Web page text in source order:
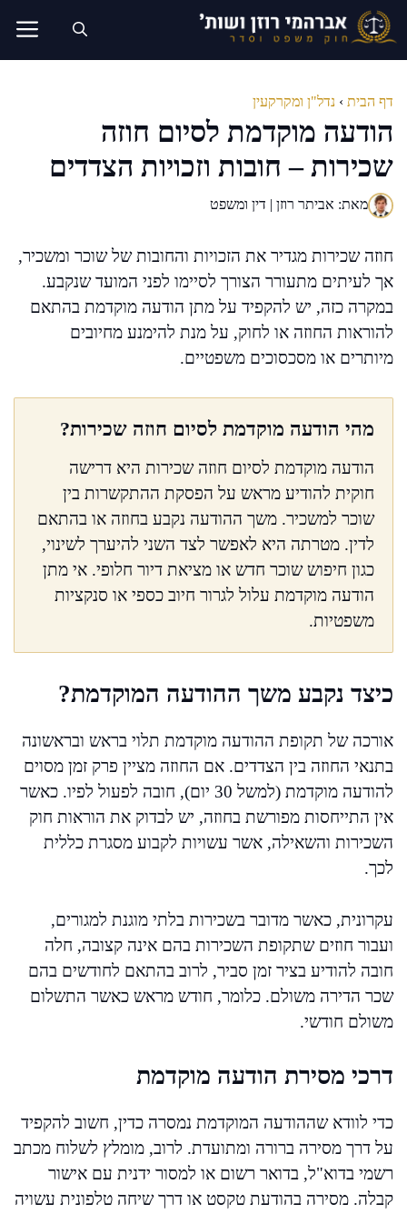
לדלג
לתוכן
דף הבית › נדל"ן ומקרקעין
הודעה מוקדמת לסיום חוזה
שכירות – חובות וזכויות הצדדים
מאת: אביתר רוזן | דין ומשפט
חוזה שכירות מגדיר את הזכויות והחובות של שוכר ומשכיר,
אך לעיתים מתעורר הצורך לסיימו לפני המועד שנקבע.
במקרה כזה, יש להקפיד על מתן הודעה מוקדמת בהתאם
להוראות החוזה או לחוק, על מנת להימנע מחיובים
מיותרים או מסכסוכים משפטיים.
מהי הודעה מוקדמת לסיום חוזה שכירות?
הודעה מוקדמת לסיום חוזה שכירות היא דרישה
חוקית להודיע מראש על הפסקת ההתקשרות בין
שוכר למשכיר. משך ההודעה נקבע בחוזה או בהתאם
לדין. מטרתה היא לאפשר לצד השני להיערך לשינוי,
כגון חיפוש שוכר חדש או מציאת דיור חלופי. אי מתן
הודעה מוקדמת עלול לגרור חיוב כספי או סנקציות
משפטיות.
כיצד נקבע משך ההודעה המוקדמת?
אורכה של תקופת ההודעה מוקדמת תלוי בראש ובראשונה
בתנאי החוזה בין הצדדים. אם החוזה מציין פרק זמן מסוים
להודעה מוקדמת (למשל 30 יום), חובה לפעול לפיו. כאשר
אין התייחסות מפורשת בחוזה, יש לבדוק את הוראות חוק
השכירות והשאילה, אשר עשויות לקבוע מסגרת כללית
לכך.
עקרונית, כאשר מדובר בשכירות בלתי מוגנת למגורים,
ועבור חוזים שתקופת השכירות בהם אינה קצובה, חלה
חובה להודיע בציר זמן סביר, לרוב בהתאם לחודשים בהם
שכר הדירה משולם. כלומר, חודש מראש כאשר התשלום
משולם חודשי.
דרכי מסירת הודעה מוקדמת
כדי לוודא שההודעה המוקדמת נמסרה כדין, חשוב להקפיד
על דרך מסירה ברורה ומתועדת. לרוב, מומלץ לשלוח מכתב
רשמי בדוא"ל, בדואר רשום או למסור ידנית עם אישור
קבלה. מסירה בהודעת טקסט או דרך שיחה טלפונית עשויה